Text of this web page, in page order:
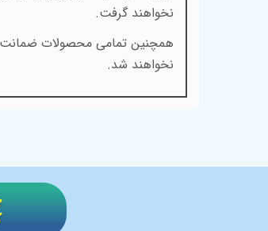
نخواهند گرفت.
همچنین تمامی محصولات ضمانت
نخواهند شد.